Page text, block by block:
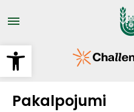
Open toolbar
uz
galveno
Pakalpojumi